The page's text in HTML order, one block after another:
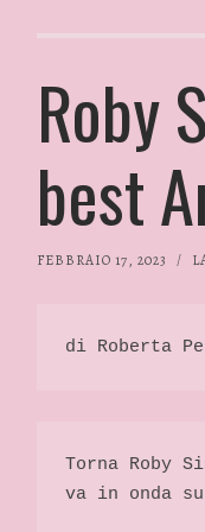
Roby
best
FEBBRAIO 17, 2023 /
di Roberta
Torna Roby
va in onda